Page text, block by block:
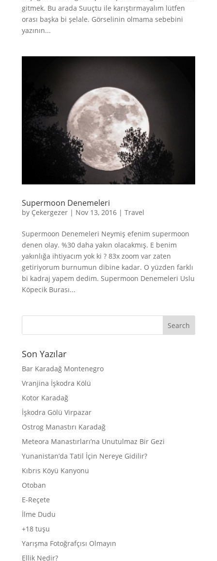
gitmek. Bu arada Suuçtu ile karıştırmayalım lütfen
orası başka bi şelale. Görselinin olmama sebebini
yazının...
Supermoon Denemeleri
by Çekergezer| Nov 13, 2016| Travel
Supermoon Denemeleri Neymiş efenim supermoon
denen olay. %30 daha yakın olacakmış. E benim
yakınlığa ihtiyacım yok ki ? 83x zoom var zaten
getiriyorum burnumun dibine kadar. O yüzden farklı
bi kadraj yapem dedim. Supermoon Denemeleri Uslu
Köpecik Burası...
Son Yazılar
Bar Karadağ Montenegro
Vranjina İşkodra Kölü
Kotor Karadağ
İşkodra Gölü Virpazar
Ostrog Manastırı Karadağ
Meteora Manastırları’na Unutulmaz Bir Gezi
Yunanistan’da Tatil İçin Nereye Gidilir?
Kıbrıs Köyü Kanyonu
Otoban
E-Reçete
İlme Dudu
+18 tuşu
Yarışma Fotoğrafçısı Olmayın
Ellik Nedir?